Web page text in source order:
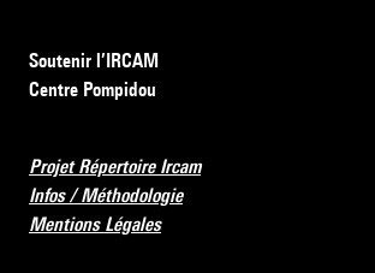
Soutenir l’IRCAM
Centre Pompidou
Projet Répertoire Ircam
Infos / Méthodologie
Mentions Légales